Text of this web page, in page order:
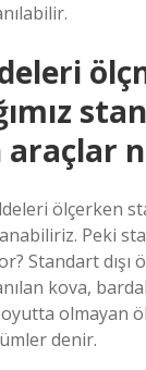
ölçerken
Peki
Standart dışı
kova,
olmayan
denir.